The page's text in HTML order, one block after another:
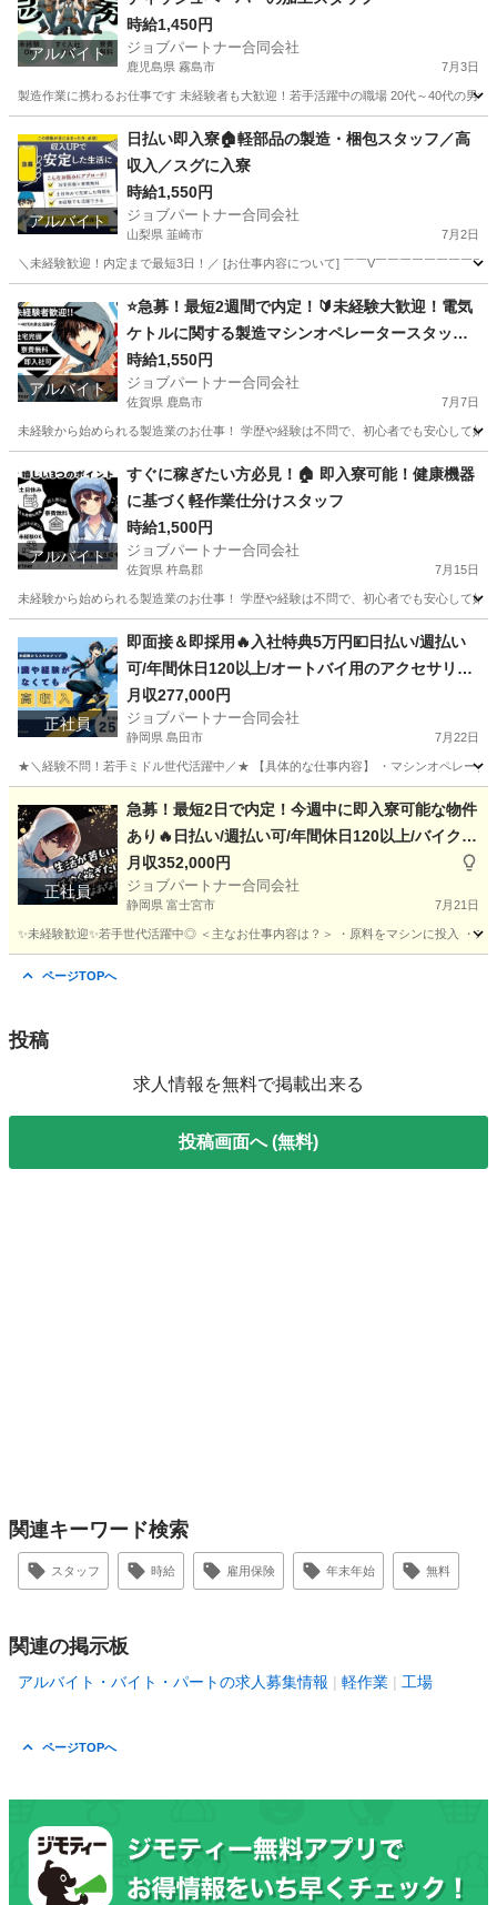
アルバイト
時給1,450円
ジョブパートナー合同会社
鹿児島県 霧島市 7月3日
製造作業に携わるお仕事です 未経験者も大歓迎！若手活躍中の職場 20代～40代の
工場 スタッフ
アルバイト
日払い即入寮🏠軽部品の製造・梱包スタッフ／高
収入／スグに入寮
時給1,550円
ジョブパートナー合同会社
山梨県 韮崎市 7月2日
＼未経験歓迎！内定まで最短3日！／ [お仕事内容について] ￣￣V￣￣￣￣￣￣￣￣
工場 スタッフ
アルバイト
⭐急募！最短2週間で内定！🔰未経験大歓迎！電気
ケトルに関する製造マシンオペレータースタッ
フ！
時給1,550円
ジョブパートナー合同会社
佐賀県 鹿島市 7月7日
未経験から始められる製造業のお仕事！ 学歴や経験は不問で、初心者でも安心して
工場 時給
アルバイト
すぐに稼ぎたい方必見！🏠 即入寮可能！健康機器
に基づく軽作業仕分けスタッフ
時給1,500円
ジョブパートナー合同会社
佐賀県 杵島郡 7月15日
未経験から始められる製造業のお仕事！ 学歴や経験は不問で、初心者でも安心して
工場 スタッフ
正社員
即面接＆即採用🔥入社特典5万円💴日払い/週払い
可/年間休日120以上/オートバイ用のアクセサリー
（ヘルメット、グローブ、シートカバーなど）に
関する軽作業マシンオペレーター
月収277,000円
ジョブパートナー合同会社
静岡県 島田市 7月22日
★＼経験不問！若手ミドル世代活躍中／★ 【具体的な仕事内容】 ・マシンオペレータ
工場 オペレーター
正社員
急募！最短2日で内定！今週中に即入寮可能な物件
あり🔥日払い/週払い可/年間休日120以上/バイクや
自転車用のヘルメットに関する軽作業補助
月収352,000円
ジョブパートナー合同会社
静岡県 富士宮市 7月21日
✨未経験歓迎✨若手世代活躍中◎ ＜主なお仕事内容は？＞ ・原料をマシンに投入 ・
ページTOPへ
投稿
求人情報を無料で掲載出来る
投稿画面へ (無料)
関連キーワード検索
スタッフ 時給 雇用保険 年末年始 無料
関連の掲示板
アルバイト・バイト・パートの求人募集情報 軽作業 工場
ページTOPへ